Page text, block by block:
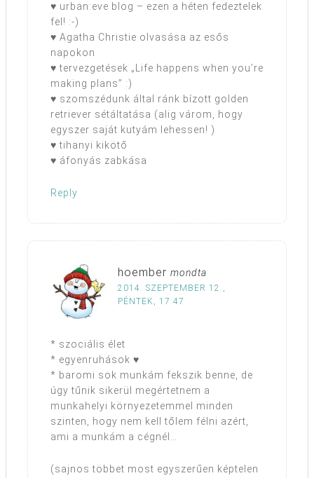
♥ urban:eve blog – ezen a héten fedeztelek
fel! :-)
♥ Agatha Christie olvasása az esős
napokon
♥ tervezgetések „Life happens when you’re
making plans” :)
♥ szomszédunk által ránk bízott golden
retriever sétáltatása (alig várom, hogy
egyszer saját kutyám lehessen! )
♥ tihanyi kikötő
♥ áfonyás zabkása
Reply
hoember mondta
2014. SZEPTEMBER 12.,
PÉNTEK, 17:47
* szociális élet
* egyenruhások ♥
* baromi sok munkám fekszik benne, de
úgy tűnik sikerül megértetnem a
munkahelyi környezetemmel minden
szinten, hogy nem kell tőlem félni azért,
ami a munkám a cégnél…
(sajnos többet most egyszerűen képtelen